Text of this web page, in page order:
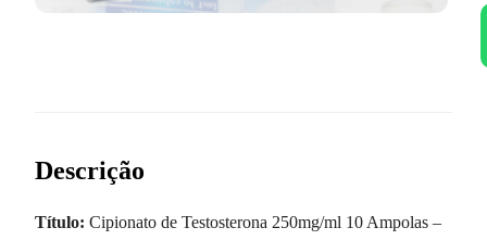
Descrição
Título: Cipionato de Testosterona 250mg/ml 10 Ampolas –